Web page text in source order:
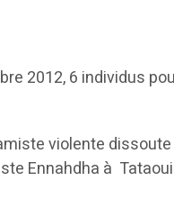
2012, 6 individus
violente
Ennahdha à